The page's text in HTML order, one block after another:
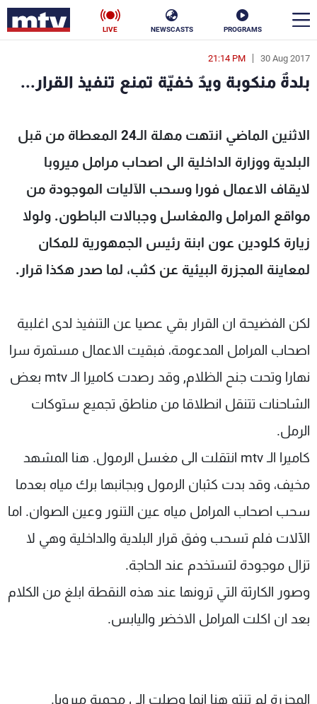
PROGRAMS
NEWSCASTS
LIVE
30 Aug 2017
21:14 PM
بلدةٌ منكوبة ويدٌ خفيّة تمنع تنفيذ القرار...
الاثنين الماضي انتهت مهلة الـ24 المعطاة من قبل
البلدية ووزارة الداخلية الى اصحاب مرامل ميروبا
لايقاف الاعمال فورا وسحب الآليات الموجودة من
مواقع المرامل والمغاسل وجبالات الباطون. ولولا
زيارة كلودين عون ابنة رئيس الجمهورية للمكان
لمعاينة المجزرة البيئية عن كثب، لما صدر هكذا قرار.
لكن الفضيحة ان القرار بقي عصيا عن التنفيذ لدى اغلبية
اصحاب المرامل المدعومة، فبقيت الاعمال مستمرة سرا
نهارا وتحت جنح الظلام, وقد رصدت كاميرا الـ mtv بعض
الشاحنات تتنقل انطلاقا من مناطق تجميع ستوكات
الرمل.
كاميرا الـ mtv انتقلت الى مغسل الرمول. هنا المشهد
مخيف، وقد بدت كثبان الرمول وبجانبها برك مياه بعدما
سحب اصحاب المرامل مياه عين التنور وعين الصوان. اما
الآلات فلم تسحب وفق قرار البلدية والداخلية وهي لا
تزال موجودة لتستخدم عند الحاجة.
وصور الكارثة التي ترونها عند هذه النقطة ابلغ من الكلام
بعد ان اكلت المرامل الاخضر واليابس.
المجزرة لم تنته هنا انما وصلت الى محمية ميروبا.
en
الأخبار
سياسة ناس
إقتصاد فن
منوعات رياضة
كأس العالم
شاهد البرامج
الترددات
عن MTV
الإنـتـاج
لاعلاناتكم
وظائف
تواصل معنا